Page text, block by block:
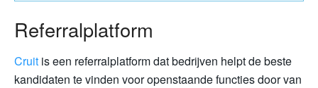
Referralplatform
Cruit is een referralplatform dat bedrijven helpt de beste
kandidaten te vinden voor openstaande functies door van